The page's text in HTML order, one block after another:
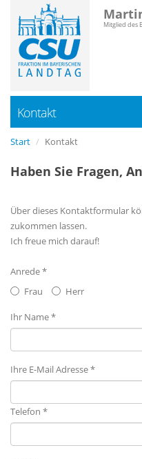
Mitglied des
Kontakt
Start Kontakt
Haben Sie Fragen,
Über dieses Kontaktformular
zukommen lassen.
Ich freue mich darauf!
Anrede *
Frau
Herr
Ihr Name *
Ihre E-Mail Adresse *
Telefon *